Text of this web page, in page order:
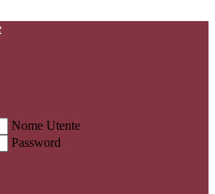
Nome Utente
Password